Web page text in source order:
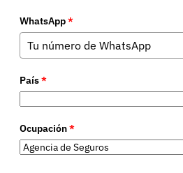
WhatsApp*
País*
Ocupación*